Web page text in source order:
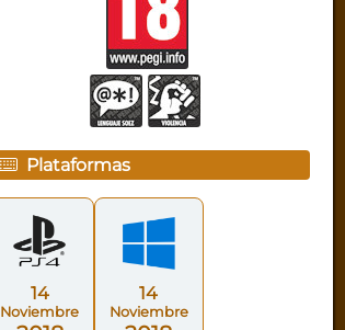
Plataformas
14
Noviembre
14
Noviembre